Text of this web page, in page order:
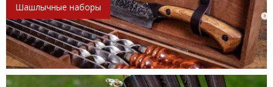
Шашлычные наборы